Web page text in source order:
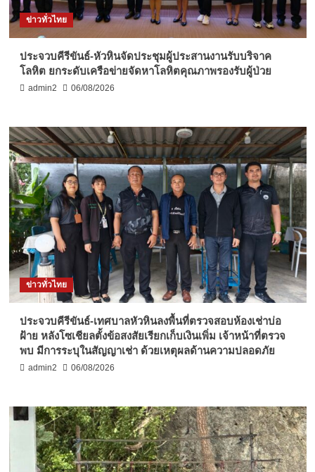
ข่าวทั่วไทย
ประจวบคีรีขันธ์-หัวหินจัดประชุมผู้ประสานงานรับบริจาค
โลหิต ยกระดับเครือข่ายจัดหาโลหิตคุณภาพรองรับผู้ป่วย
admin2 06/08/2026
ข่าวทั่วไทย
ประจวบคีรีขันธ์-เทศบาลหัวหินลงพื้นที่ตรวจสอบห้องเช่าบ่อ
ฝ้าย หลังโซเชียลตั้งข้อสงสัยเรียกเก็บเงินเพิ่ม เจ้าหน้าที่ตรวจ
พบ มีการระบุในสัญญาเช่า ด้วยเหตุผลด้านความปลอดภัย
admin2 06/08/2026